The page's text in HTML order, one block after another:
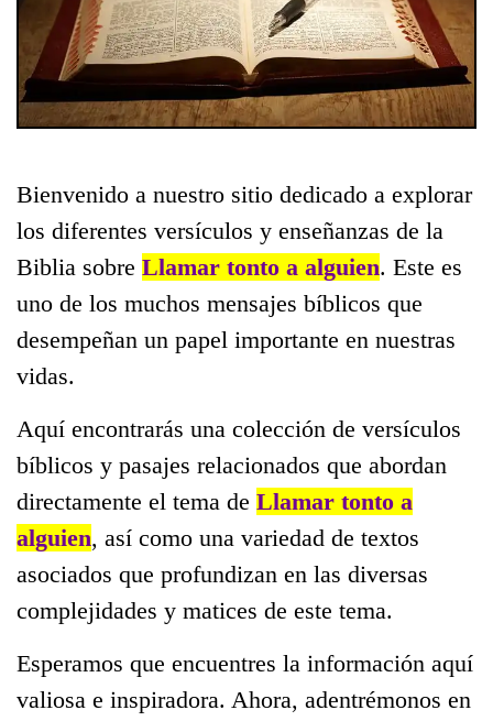
Bienvenido a nuestro sitio dedicado a explorar
los diferentes versículos y enseñanzas de la
Biblia sobre Llamar tonto a alguien. Este es
uno de los muchos mensajes bíblicos que
desempeñan un papel importante en nuestras
vidas.
Aquí encontrarás una colección de versículos
bíblicos y pasajes relacionados que abordan
directamente el tema de Llamar tonto a
alguien, así como una variedad de textos
asociados que profundizan en las diversas
complejidades y matices de este tema.
Esperamos que encuentres la información aquí
valiosa e inspiradora. Ahora, adentrémonos en